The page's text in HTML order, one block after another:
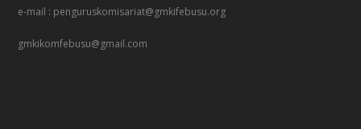
e-mail : penguruskomisariat@gmkifebusu.org
gmkikomfebusu@gmail.com